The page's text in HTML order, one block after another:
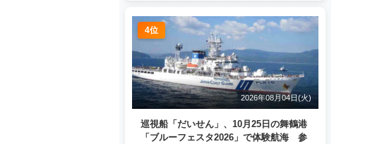
4位
2026年08月04日(火)
巡視船「だいせん」、10月25日の舞鶴港
「ブルーフェスタ2026」で体験航海 参